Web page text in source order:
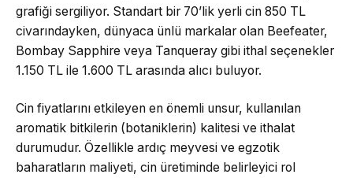
grafiği sergiliyor. Standart bir 70’lik yerli cin 850 TL
civarındayken, dünyaca ünlü markalar olan Beefeater,
Bombay Sapphire veya Tanqueray gibi ithal seçenekler
1.150 TL ile 1.600 TL arasında alıcı buluyor.
Cin fiyatlarını etkileyen en önemli unsur, kullanılan
aromatik bitkilerin (botaniklerin) kalitesi ve ithalat
durumudur. Özellikle ardıç meyvesi ve egzotik
baharatların maliyeti, cin üretiminde belirleyici rol